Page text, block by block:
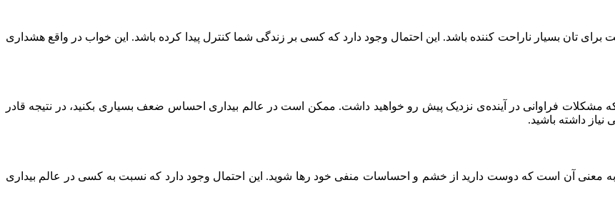
تان بسیار ناراحت کننده باشد. این احتمال وجود دارد که کسی بر زندگی شما کنترل پیدا کرده باشد. این خواب در واقع هشداری
فراوانی در آینده‌ی نزدیک پیش رو خواهید داشت. ممکن است در عالم بیداری احساس ضعف بسیاری بکنید، در نتیجه قادر
داشته باشید.
معنی آن است که دوست دارید از خشم و احساسات منفی خود رها شوید. این احتمال وجود دارد که نسبت به کسی در عالم بیداری